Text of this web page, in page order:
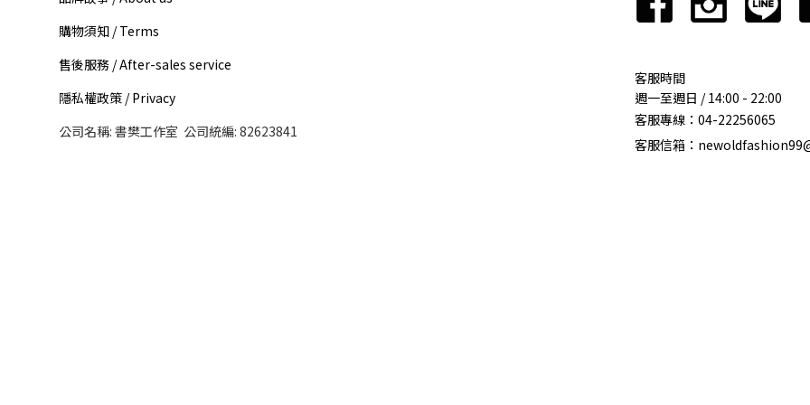
購物須知 / Terms
售後服務 / After-sales service
隱私權政策 / Privacy
公司名稱: 書樊工作室 公司統編: 82623841
客服時間
週一至週日 / 14:00 - 22:00
客服專線： 04-22256065
客服信箱：